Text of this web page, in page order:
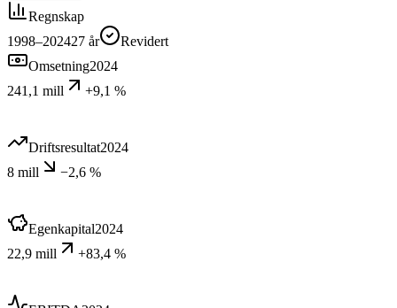
Regnskap
1998–202427 år
Revidert
Omsetning2024
241,1 mill
+9,1 %
Driftsresultat2024
8 mill
−2,6 %
Egenkapital2024
22,9 mill
+83,4 %